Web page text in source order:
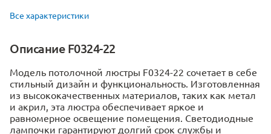
Все характеристики
Описание F0324-22
Модель потолочной люстры F0324-22 сочетает в себе
стильный дизайн и функциональность. Изготовленная
из высококачественных материалов, таких как метал
и акрил, эта люстра обеспечивает яркое и
равномерное освещение помещения. Светодиодные
лампочки гарантируют долгий срок службы и